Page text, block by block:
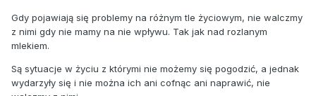
Gdy pojawiają się problemy na różnym tle życiowym, nie walczmy
z nimi gdy nie mamy na nie wpływu. Tak jak nad rozlanym
mlekiem.
Są sytuacje w życiu z którymi nie możemy się pogodzić, a jednak
wydarzyły się i nie można ich ani cofnąc ani naprawić, nie